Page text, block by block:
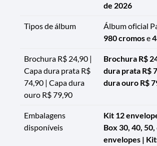
de 2026
Tipos de álbum
Álbum oficial
980 cromose
Brochura R$ 24,90 |
Capa dura prata R$
74,90 | Capa dura
ouro R$ 79,90
Brochura R$
dura prata R$
dura ouro R$
Embalagens
disponíveis
Kit 12
Box 30, 40, 50,
envelopes |